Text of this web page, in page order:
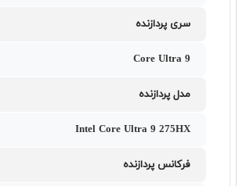
سری پردازنده
Core Ultra 9
مدل پردازنده
Intel Core Ultra 9 275HX
فرکانس پردازنده